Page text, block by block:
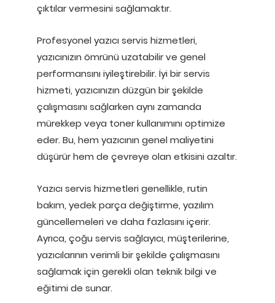
çıktılar vermesini sağlamaktır.
Profesyonel yazıcı servis hizmetleri,
yazıcınızın ömrünü uzatabilir ve genel
performansını iyileştirebilir. İyi bir servis
hizmeti, yazıcınızın düzgün bir şekilde
çalışmasını sağlarken aynı zamanda
mürekkep veya toner kullanımını optimize
eder. Bu, hem yazıcının genel maliyetini
düşürür hem de çevreye olan etkisini azaltır.
Yazıcı servis hizmetleri genellikle, rutin
bakım, yedek parça değiştirme, yazılım
güncellemeleri ve daha fazlasını içerir.
Ayrıca, çoğu servis sağlayıcı, müşterilerine,
yazıcılarının verimli bir şekilde çalışmasını
sağlamak için gerekli olan teknik bilgi ve
eğitimi de sunar.